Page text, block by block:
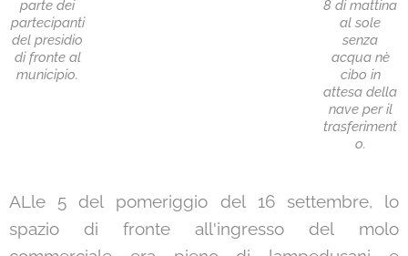
parte dei
partecipanti
del presidio
di fronte al
municipio.
8 di mattina
al sole
senza
acqua nè
cibo in
attesa della
nave per il
trasferiment
o.
ALle 5 del pomeriggio del 16 settembre, lo
spazio di fronte all'ingresso del molo